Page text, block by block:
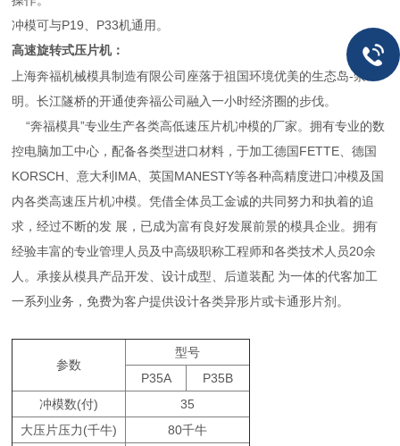
冲模可与P19、P33机通用。
高速旋转式压片机：
上海奔福机械模具制造有限公司座落于祖国环境优美的生态岛-崇
明。长江隧桥的开通使奔福公司融入一小时经济圈的步伐。
“奔福模具”专业生产各类高低速压片机冲模的厂家。拥有专业的数
控电脑加工中心，配备各类型进口材料，于加工德国FETTE、德国
KORSCH、意大利IMA、英国MANESTY等各种高精度进口冲模及国
内各类高速压片机冲模。凭借全体员工金诚的共同努力和执着的追
求，经过不断的发 展，已成为富有良好发展前景的模具企业。拥有
经验丰富的专业管理人员及中高级职称工程师和各类技术人员20余
人。承接从模具产品开发、设计成型、后道装配 为一体的代客加工
一系列业务，免费为客户提供设计各类异形片或卡通形片剂。
参数
型号
P35A
P35B
冲模数(付)
35
大压片压力(千牛)
80千牛